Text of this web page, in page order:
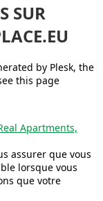
SUR
by Plesk, the
this page
Apartments,
assurer que vous
lorsque vous
que votre